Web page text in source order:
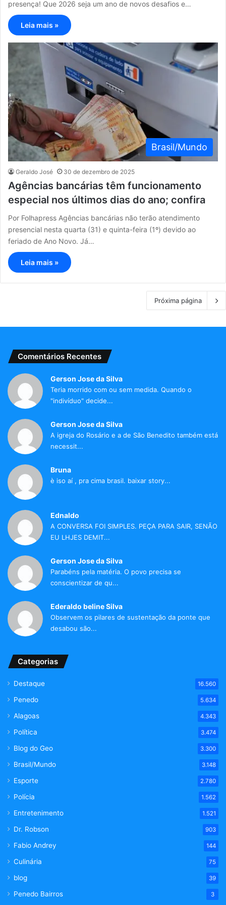
presença! Que 2026 seja um ano de novos desafios e…
Leia mais »
Brasil/Mundo
Geraldo José 30 de dezembro de 2025
Agências bancárias têm funcionamento
especial nos últimos dias do ano; confira
Por Folhapress Agências bancárias não terão atendimento
presencial nesta quarta (31) e quinta-feira (1º) devido ao
feriado de Ano Novo. Já…
Leia mais »
Próxima página
Comentários Recentes
Gerson Jose da Silva
Teria morrido com ou sem medida. Quando o
"indivíduo" decide...
Gerson Jose da Silva
A igreja do Rosário e a de São Benedito também está
necessit...
Bruna
è iso aí , pra cima brasil. baixar story...
Ednaldo
A CONVERSA FOI SIMPLES. PEÇA PARA SAIR, SENÃO
EU LHJES DEMIT...
Gerson Jose da Silva
Parabéns pela matéria. O povo precisa se
conscientizar de qu...
Ederaldo beline Silva
Observem os pilares de sustentação da ponte que
desabou são...
Categorias
Destaque 16.560
Penedo 5.634
Alagoas 4.343
Política 3.474
Blog do Geo 3.300
Brasil/Mundo 3.148
Esporte 2.780
Polícia 1.562
Entretenimento 1.521
Dr. Robson 903
Fabio Andrey 144
Culinária 75
blog 39
Penedo Bairros 3